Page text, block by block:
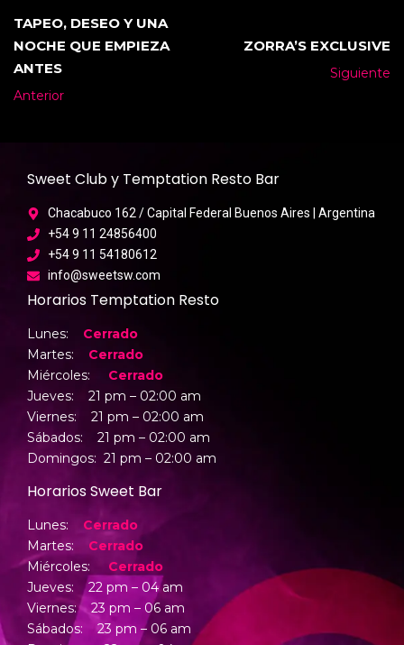
TAPEO, DESEO Y UNA
NOCHE QUE EMPIEZA
ANTES
Anterior
ZORRA’S EXCLUSIVE
Siguiente
Sweet Club y Temptation Resto Bar
Chacabuco 162 / Capital Federal Buenos Aires | Argentina
+54 9 11 24856400
+54 9 11 54180612
info@sweetsw.com
Horarios Temptation Resto
Lunes: Cerrado
Martes: Cerrado
Miércoles: Cerrado
Jueves: 21 pm – 02:00 am
Viernes: 21 pm – 02:00 am
Sábados: 21 pm – 02:00 am
Domingos: 21 pm – 02:00 am
Horarios Sweet Bar
Lunes: Cerrado
Martes: Cerrado
Miércoles: Cerrado
Jueves: 22 pm – 04 am
Viernes: 23 pm – 06 am
Sábados: 23 pm – 06 am